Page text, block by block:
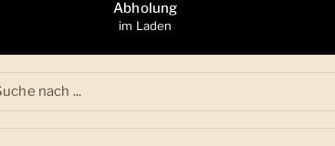
Abholung
im Laden